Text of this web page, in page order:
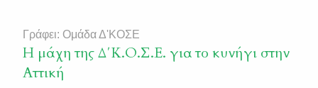
Γράφει: Ομάδα Δ'ΚΟΣΕ
Η μάχη της Δ΄Κ.Ο.Σ.Ε. για το κυνήγι στην
Αττική